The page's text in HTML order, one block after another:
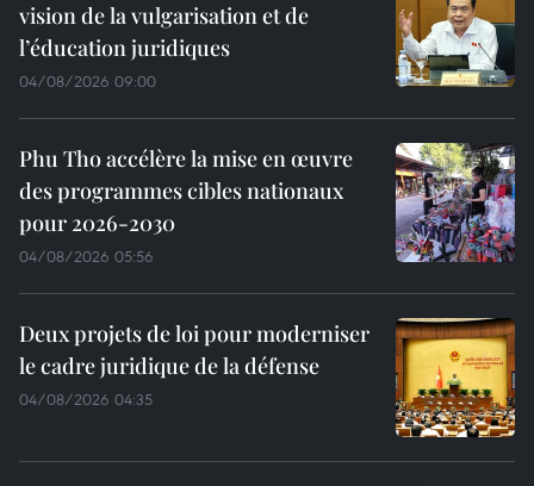
vision de la vulgarisation et de
l’éducation juridiques
04/08/2026 09:00
Phu Tho accélère la mise en œuvre
des programmes cibles nationaux
pour 2026-2030
04/08/2026 05:56
Deux projets de loi pour moderniser
le cadre juridique de la défense
04/08/2026 04:35